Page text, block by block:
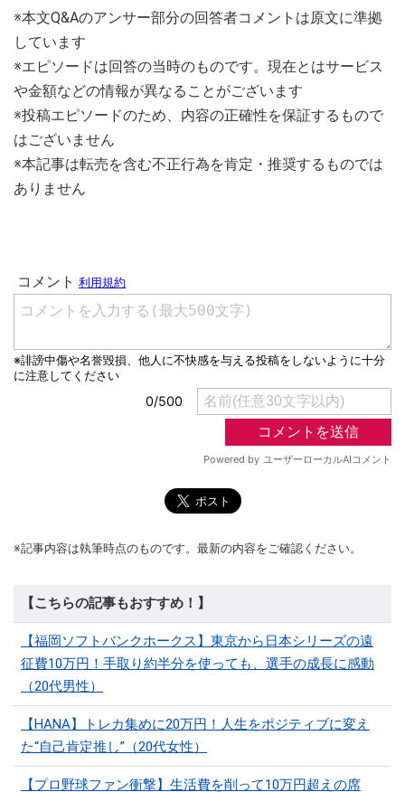
※本文Q&Aのアンサー部分の回答者コメントは原文に準拠
しています
※エピソードは回答の当時のものです。現在とはサービス
や金額などの情報が異なることがございます
※投稿エピソードのため、内容の正確性を保証するもので
はございません
※本記事は転売を含む不正行為を肯定・推奨するものでは
ありません
※記事内容は執筆時点のものです。最新の内容をご確認ください。
【こちらの記事もおすすめ！】
【福岡ソフトバンクホークス】東京から日本シリーズの遠
征費10万円！手取り約半分を使っても、選手の成長に感動
（20代男性）
【HANA】トレカ集めに20万円！人生をポジティブに変え
た“自己肯定推し”（20代女性）
【プロ野球ファン衝撃】生活費を削って10万円超えの席